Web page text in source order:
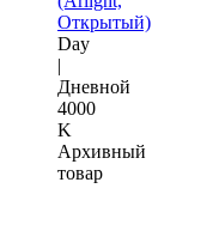
Открытый)
Day
|
Дневной
4000
K
Архивный
товар